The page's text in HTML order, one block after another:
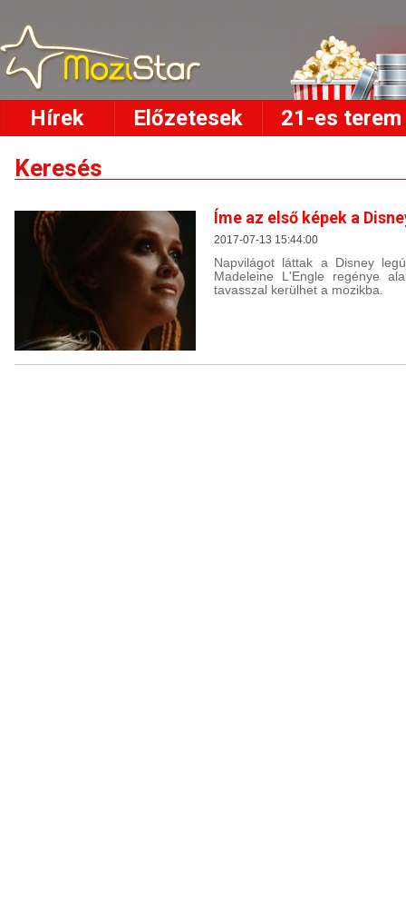
Hírek Előzetesek 21-es terem
Keresés
Íme az első képek a
2017-07-13 15:44:00
Napvilágot láttak a Disney
Madeleine L'Engle regénye
tavasszal kerülhet a mozikba.